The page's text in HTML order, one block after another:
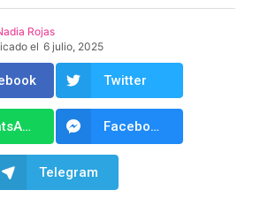
Rojas
el 6 julio, 2025
Twitter
WhatsApp Facebook Messenger
Telegram